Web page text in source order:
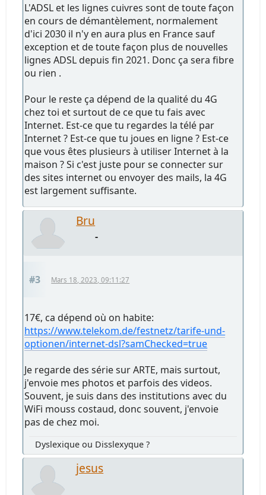
L'ADSL et les lignes cuivres sont de toute façon
en cours de démantèlement, normalement
d'ici 2030 il n'y en aura plus en France sauf
exception et de toute façon plus de nouvelles
lignes ADSL depuis fin 2021. Donc ça sera fibre
ou rien .
Pour le reste ça dépend de la qualité du 4G
chez toi et surtout de ce que tu fais avec
Internet. Est-ce que tu regardes la télé par
Internet ? Est-ce que tu joues en ligne ? Est-ce
que vous êtes plusieurs à utiliser Internet à la
maison ? Si c'est juste pour se connecter sur
des sites internet ou envoyer des mails, la 4G
est largement suffisante.
Bru
-
#3 Mars 18, 2023, 09:11:27
17€, ca dépend où on habite:
https://www.telekom.de/festnetz/tarife-und-
optionen/internet-dsl?samChecked=true
Je regarde des série sur ARTE, mais surtout,
j'envoie mes photos et parfois des videos.
Souvent, je suis dans des institutions avec du
WiFi mouss costaud, donc souvent, j'envoie
pas de chez moi.
Dyslexique ou Disslexyque ?
jesus